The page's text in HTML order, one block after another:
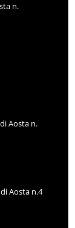
n.
Aosta n.
Aosta n.4